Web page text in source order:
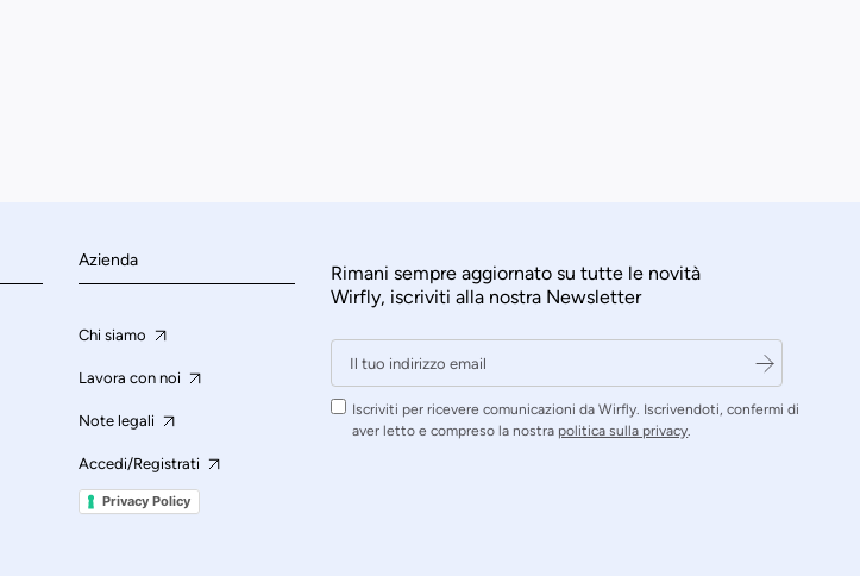
Azienda
Chi siamo
Lavora con noi
Note legali
Accedi/Registrati
Privacy Policy
Rimani sempre aggiornato su tutte le novità
Wirfly, iscriviti alla nostra Newsletter
Iscriviti per ricevere comunicazioni da Wirfly. Iscrivendoti, confermi di
aver letto e compreso la nostra politica sulla privacy.